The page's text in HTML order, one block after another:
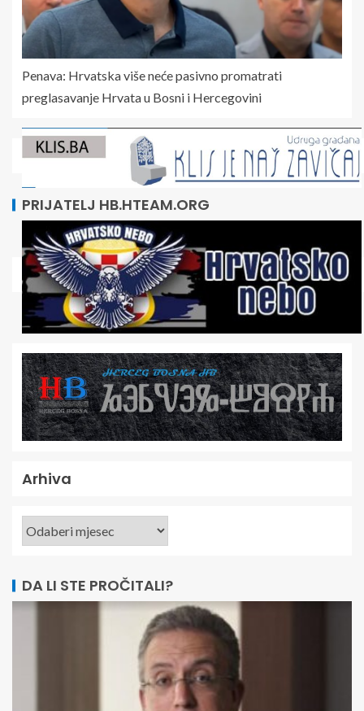
Penava: Hrvatska više neće pasivno promatrati
preglasavanje Hrvata u Bosni i Hercegovini
PRIJATELJ HB.HTEAM.ORG
Arhiva
DA LI STE PROČITALI?